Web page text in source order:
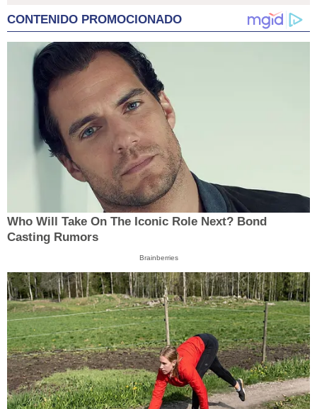
CONTENIDO PROMOCIONADO
Who Will Take On The Iconic Role Next? Bond
Casting Rumors
Brainberries